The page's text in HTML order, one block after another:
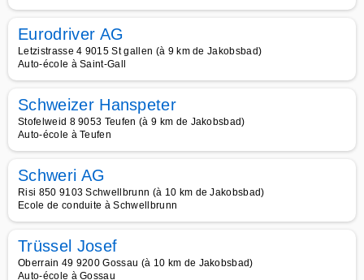
Eurodriver AG
Letzistrasse 4 9015 St gallen (à 9 km de Jakobsbad)
Auto-école à Saint-Gall
Schweizer Hanspeter
Stofelweid 8 9053 Teufen (à 9 km de Jakobsbad)
Auto-école à Teufen
Schweri AG
Risi 850 9103 Schwellbrunn (à 10 km de Jakobsbad)
Ecole de conduite à Schwellbrunn
Trüssel Josef
Oberrain 49 9200 Gossau (à 10 km de Jakobsbad)
Auto-école à Gossau